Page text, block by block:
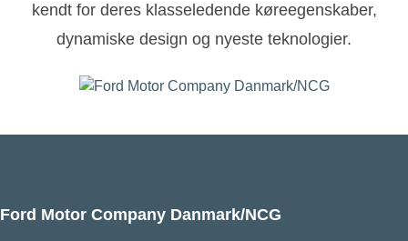
kendt for deres klasseledende køreegenskaber,
dynamiske design og nyeste teknologier.
Ford Motor Company Danmark/NCG